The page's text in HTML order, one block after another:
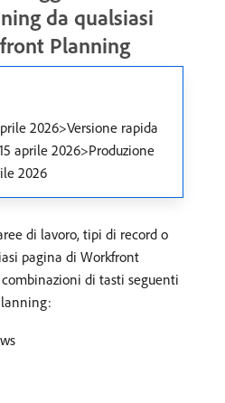
da qualsiasi
Planning
2026>Versione rapida
aprile 2026>Produzione
2026
di lavoro, tipi di record o
pagina di Workfront
di tasti seguenti